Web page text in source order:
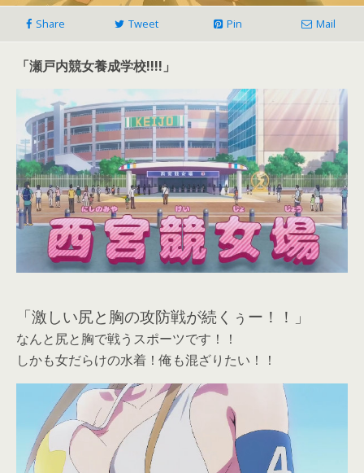
Share Tweet Pin Mail
「瀬戸内競女養成学校!!!!」
「激しい尻と胸の攻防戦が続くぅー！！」
なんと尻と胸で戦うスポーツです！！
しかも女だらけの水着！俺も混ざりたい！！